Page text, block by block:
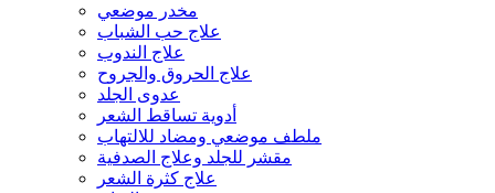
مخدر موضعي
علاج حب الشباب
علاج الندوب
علاج الحروق والجروح
عدوى الجلد
أدوية تساقط الشعر
ملطف موضعي ومضاد للالتهاب
مقشر للجلد وعلاج الصدفية
علاج كثرة الشعر